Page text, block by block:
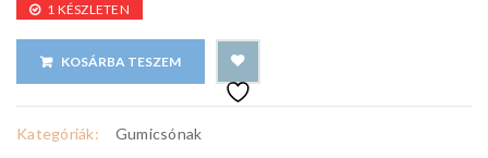
1 KÉSZLETEN
KOSÁRBA TESZEM
Kategóriák: Gumicsónak